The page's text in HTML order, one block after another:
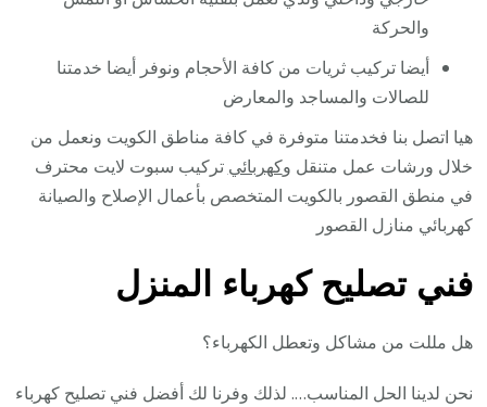
والحركة
أيضا تركيب ثريات من كافة الأحجام ونوفر أيضا خدمتنا
للصالات والمساجد والمعارض
هيا اتصل بنا فخدمتنا متوفرة في كافة مناطق الكويت ونعمل من
خلال ورشات عمل متنقل وكهربائي تركيب سبوت لايت محترف
في منطق القصور بالكويت المتخصص بأعمال الإصلاح والصيانة
كهربائي منازل القصور
فني تصليح كهرباء المنزل
هل مللت من مشاكل وتعطل الكهرباء؟
نحن لدينا الحل المناسب…. لذلك وفرنا لك أفضل فني تصليح كهرباء